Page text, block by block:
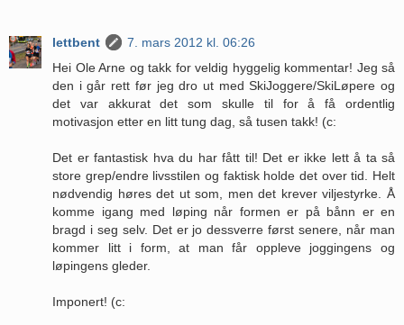
lettbent
7. mars 2012 kl. 06:26
Hei Ole Arne og takk for veldig hyggelig kommentar! Jeg så
den i går rett før jeg dro ut med SkiJoggere/SkiLøpere og
det var akkurat det som skulle til for å få ordentlig
motivasjon etter en litt tung dag, så tusen takk! (c:
Det er fantastisk hva du har fått til! Det er ikke lett å ta så
store grep/endre livsstilen og faktisk holde det over tid. Helt
nødvendig høres det ut som, men det krever viljestyrke. Å
komme igang med løping når formen er på bånn er en
bragd i seg selv. Det er jo dessverre først senere, når man
kommer litt i form, at man får oppleve joggingens og
løpingens gleder.
Imponert! (c: